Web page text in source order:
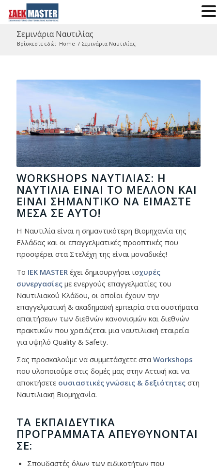
Σεμινάρια Ναυτιλίας
Βρίσκεστε εδώ: Home / Σεμινάρια Ναυτιλίας
WORKSHOPS ΝΑΥΤΙΛΊΑΣ: Η
ΝΑΥΤΙΛΊΑ ΕΊΝΑΙ ΤΟ ΜΈΛΛΟΝ ΚΑΙ
ΕΊΝΑΙ ΣΗΜΑΝΤΙΚΌ ΝΑ ΕΊΜΑΣΤΕ
ΜΈΣΑ ΣΕ ΑΥΤΌ!
Η Ναυτιλία είναι η σημαντικότερη Βιομηχανία της
Ελλάδας και οι επαγγελματικές προοπτικές που
προσφέρει στα Στελέχη της είναι μοναδικές!
Το ΙΕΚ MASTER έχει δημιουργήσει ισχυρές
συνεργασίεςμε ενεργούς επαγγελματίες του
Ναυτιλιακού Κλάδου, οι οποίοι έχουν την
επαγγελματική & ακαδημαϊκή εμπειρία στα συστήματα
απαιτήσεων των διεθνών κανονισμών και διεθνών
πρακτικών που χρειάζεται μια ναυτιλιακή εταιρεία
για υψηλό Quality & Safety.
Σας προσκαλούμε να συμμετάσχετε στα Workshops
που υλοποιούμε στις δομές μας στην Αττική και να
αποκτήσετε ουσιαστικές γνώσεις & δεξιότητεςστη
Ναυτιλιακή Βιομηχανία.
ΤΑ ΕΚΠΑΙΔΕΥΤΙΚΆ
ΠΡΟΓΡΆΜΜΑΤΑ ΑΠΕΥΘΎΝΟΝΤΑΙ
ΣΕ:
Σπουδαστές όλων των ειδικοτήτων που